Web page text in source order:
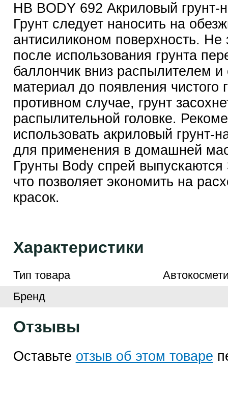
HB BODY 692 Акриловый грунт-
Грунт следует наносить на
антисиликоном поверхность. Не
после использования грунта
баллончик вниз распылителем и
материал до появления чистого
противном случае, грунт
распылительной головке.
использовать акриловый грунт-
для применения в домашней
Грунты Body спрей выпускаются
что позволяет экономить на
красок.
Характеристики
Тип товара
Бренд
Отзывы
Оставьте отзыв об этом товаре